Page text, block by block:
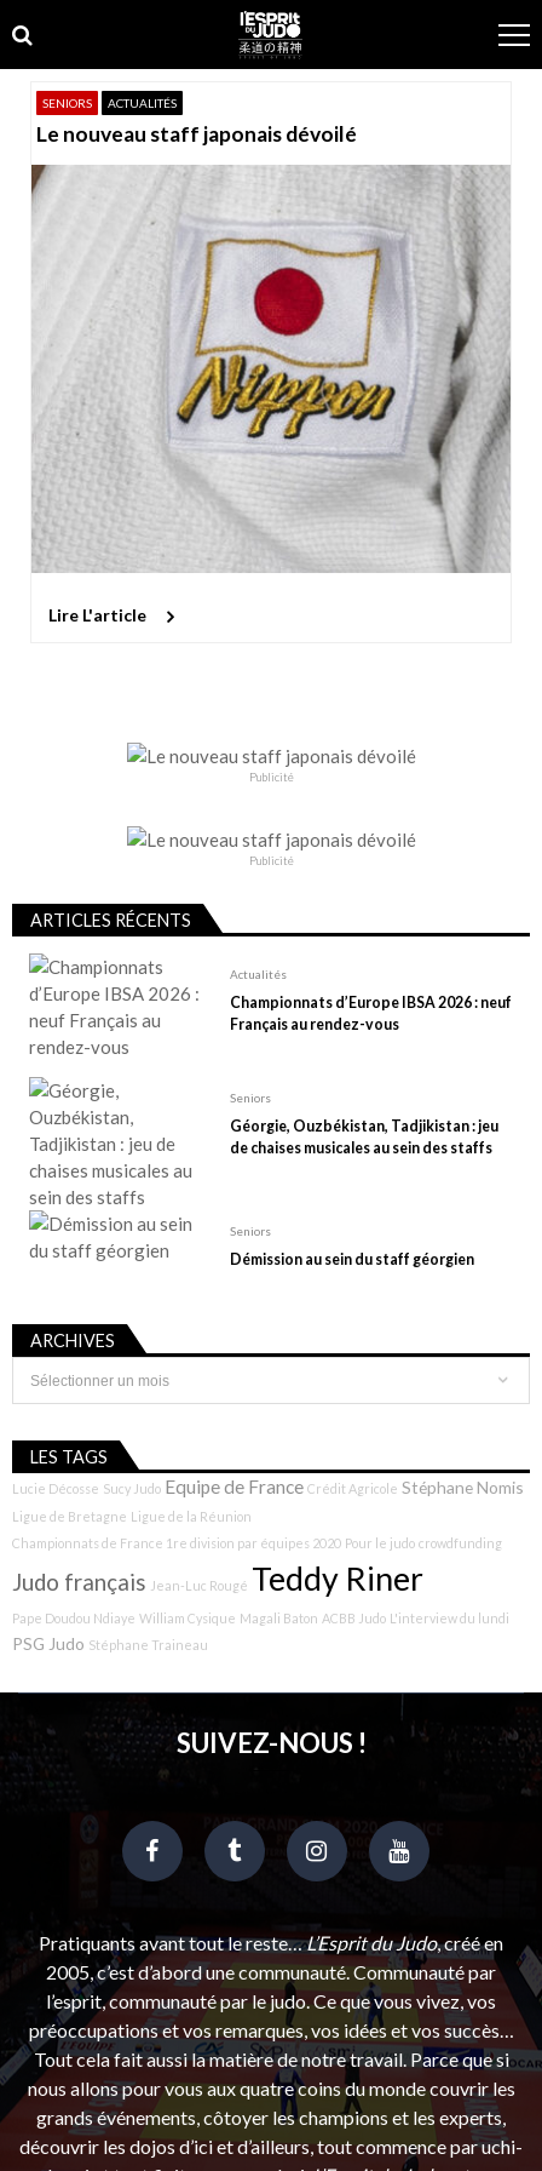
to
navigation
to
content
SENIORS ACTUALITÉS
Le nouveau staff japonais dévoilé
Lire L'article
Publicité
Publicité
ARTICLES RÉCENTS
Actualités
Championnats d’Europe IBSA 2026 : neuf
Français au rendez-vous
Seniors
Géorgie, Ouzbékistan, Tadjikistan : jeu
de chaises musicales au sein des staffs
Seniors
Démission au sein du staff géorgien
ARCHIVES
Archives
LES TAGS
Lucie Décosse Sucy Judo Equipe de France Crédit Agricole Stéphane Nomis
Ligue de Bretagne Ligue de la Réunion
Championnats de France 1re division par équipes 2020 Pour le judo crowdfunding
Judo français Jean-Luc Rougé Teddy Riner
Pape Doudou Ndiaye William Cysique Magali Baton ACBB Judo L'interview du lundi
PSG Judo Stéphane Traineau
SUIVEZ-NOUS !
Pratiquants avant tout le reste…L’Esprit du Judo, créé en
2005, c’est d’abord une communauté. Communauté par
l’esprit, communauté par le judo. Ce que vous vivez, vos
préoccupations et vos remarques, vos idées et vos succès…
Tout cela fait aussi la matière de notre travail. Parce que si
nous allons pour vous aux quatre coins du monde couvrir les
grands événements, côtoyer les champions et les experts,
découvrir les dojos d’ici et d’ailleurs, tout commence par uchi-